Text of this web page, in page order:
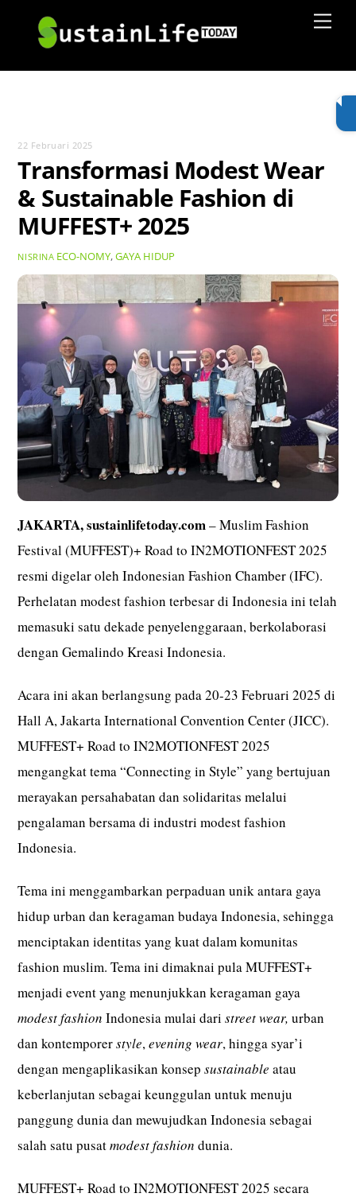
content
22 Februari 2025
Transformasi Modest Wear
& Sustainable Fashion di
MUFFEST+ 2025
NISRINA ECO-NOMY,GAYA HIDUP
JAKARTA, sustainlifetoday.com– Muslim Fashion
Festival (MUFFEST)+ Road to IN2MOTIONFEST 2025
resmi digelar oleh Indonesian Fashion Chamber (IFC).
Perhelatan modest fashion terbesar di Indonesia ini telah
memasuki satu dekade penyelenggaraan, berkolaborasi
dengan Gemalindo Kreasi Indonesia.
Acara ini akan berlangsung pada 20-23 Februari 2025 di
Hall A, Jakarta International Convention Center (JICC).
MUFFEST+ Road to IN2MOTIONFEST 2025
mengangkat tema “Connecting in Style” yang bertujuan
merayakan persahabatan dan solidaritas melalui
pengalaman bersama di industri modest fashion
Indonesia.
Tema ini menggambarkan perpaduan unik antara gaya
hidup urban dan keragaman budaya Indonesia, sehingga
menciptakan identitas yang kuat dalam komunitas
fashion muslim. Tema ini dimaknai pula MUFFEST+
menjadi event yang menunjukkan keragaman gaya
modest fashionIndonesia mulai daristreet wear, urban
dan kontemporerstyle,evening wear, hingga syar’i
dengan mengaplikasikan konsepsustainable atau
keberlanjutan sebagai keunggulan untuk menuju
panggung dunia dan mewujudkan Indonesia sebagai
salah satu pusatmodest fashion dunia.
MUFFEST+ Road to IN2MOTIONFEST 2025 secara